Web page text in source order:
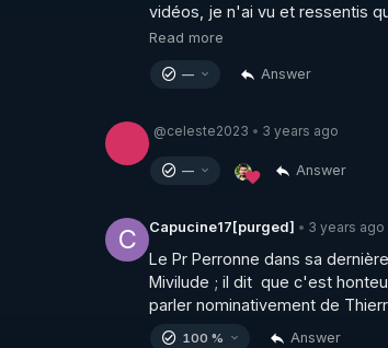
vidéos, je n'ai vu et ressentis
Read more
— Answer
@celeste2023 • 3 years ago
— Answer
C Capucine17[purged] • 3 years ago
Le Pr Perronne dans sa
Mivilude ; il dit  que c'est
parler nominativement de
100 % Answer